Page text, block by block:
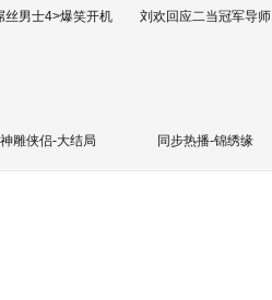
丝男士4>爆笑开机 刘欢回应二当冠军导师
神雕侠侣-大结局 同步热播-锦绣缘